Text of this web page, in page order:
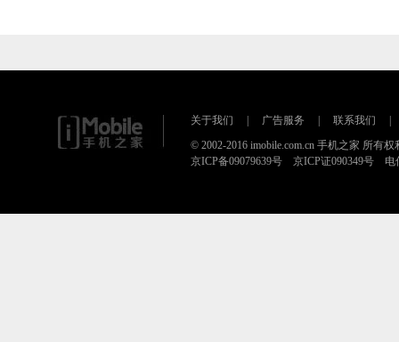
关于我们 广告服务 联系我们
© 2002-2016 imobile.com.cn 手机之家 所有权
京ICP备09079639号 京ICP证090349号 电